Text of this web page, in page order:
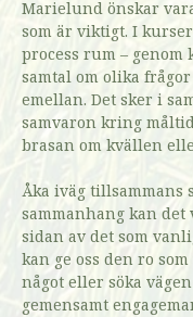
Marielund önskar
som är viktigt. I
process rum –
samtal om olika
emellan. Det sker i
samvaron kring
brasan om kvällen
Åka iväg tillsammans
sammanhang kan
sidan av det som
kan ge oss den ro
något eller söka
gemensamt